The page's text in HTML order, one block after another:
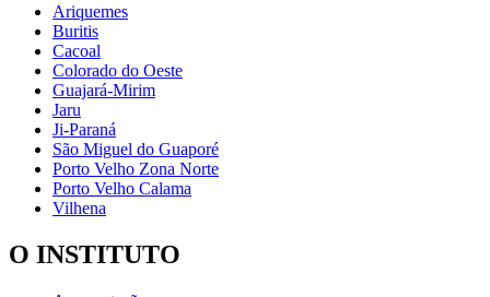
Ariquemes
Buritis
Cacoal
Colorado do Oeste
Guajará-Mirim
Jaru
Ji-Paraná
São Miguel do Guaporé
Porto Velho Zona Norte
Porto Velho Calama
Vilhena
O INSTITUTO